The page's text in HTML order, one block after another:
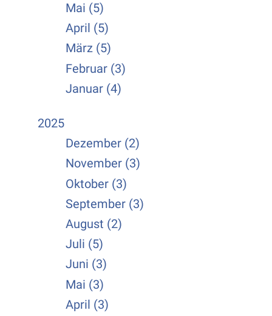
Mai (5)
April (5)
März (5)
Februar (3)
Januar (4)
2025
Dezember (2)
November (3)
Oktober (3)
September (3)
August (2)
Juli (5)
Juni (3)
Mai (3)
April (3)